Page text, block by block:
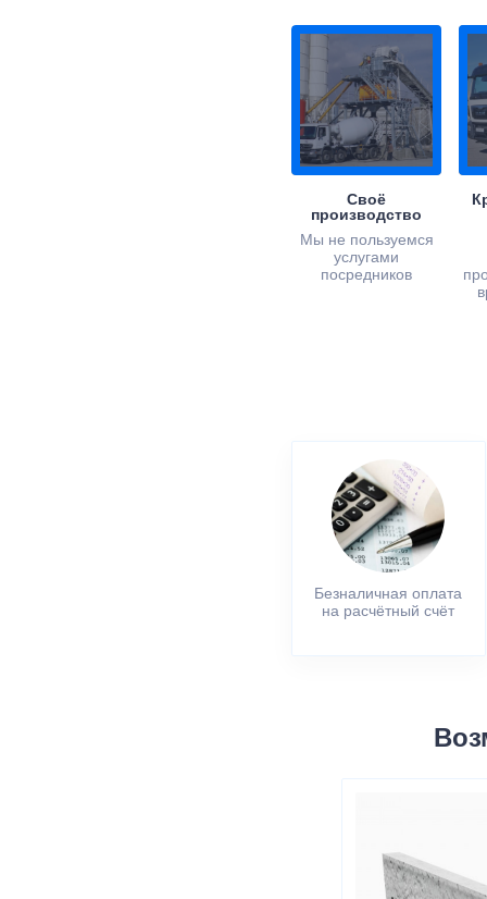
Своё
производство
Мы не пользуемся
услугами
посредников
Безналичная оплата
на расчётный счёт